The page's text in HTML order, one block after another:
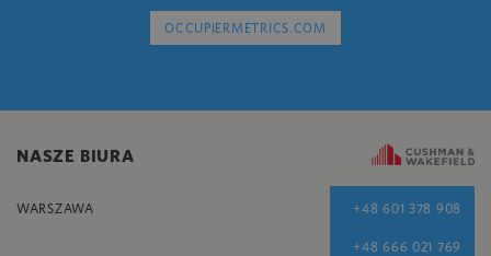
OCCUPIERMETRICS.COM
NASZE BIURA
WARSZAWA +48 601 378 908
+48 666 021 769